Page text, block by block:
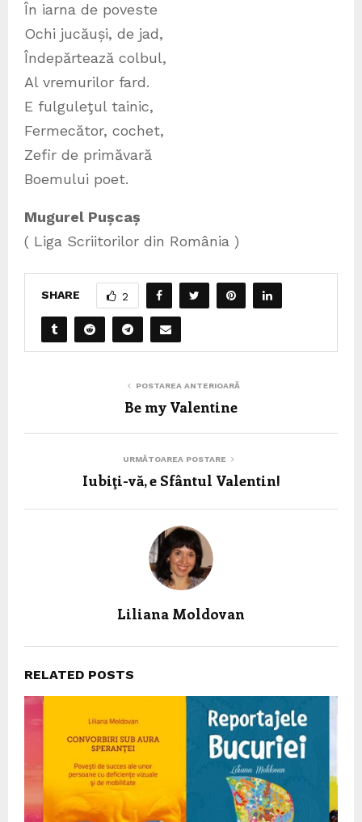
În iarna de poveste
Ochi jucăuși, de jad,
Îndepărtează colbul,
Al vremurilor fard.
E fulguleţul tainic,
Fermecător, cochet,
Zefir de primăvară
Boemului poet.
Mugurel Pușcaș
( Liga Scriitorilor din România )
SHARE 2
POSTAREA ANTERIOARĂ
Be my Valentine
URMĂTOAREA POSTARE
Iubiţi-vă, e Sfântul Valentin!
Liliana Moldovan
RELATED POSTS